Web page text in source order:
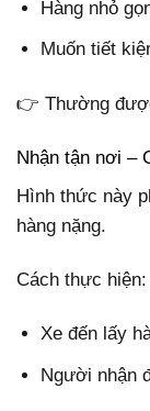
Hàng nhỏ
Muốn tiết
👉 Thường
Nhận tận nơi –
Hình thức này
hàng nặng.
Cách thực hiện:
Xe đến lấy
Người nhận